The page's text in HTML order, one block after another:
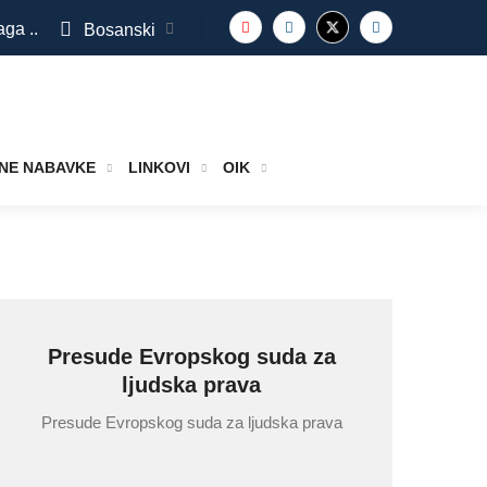
.. Bosanski
NABAVKE LINKOVI OIK
Presude Evropskog suda za
ljudska prava
Presude Evropskog suda za ljudska prava